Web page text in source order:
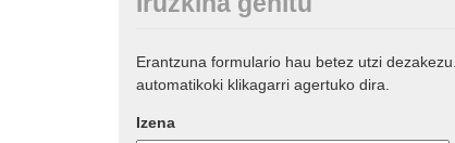
Erantzuna formulario hau betez utzi
automatikoki klikagarri agertuko dira.
Izena